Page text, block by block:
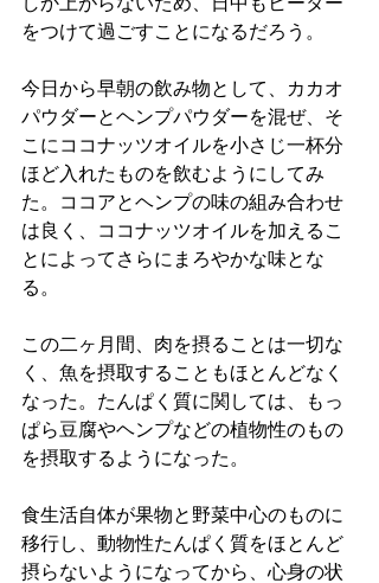
をつけて過ごすことになるだろう。
今日から早朝の飲み物として、カカオ
パウダーとヘンプパウダーを混ぜ、そ
こにココナッツオイルを小さじ一杯分
ほど入れたものを飲むようにしてみ
た。ココアとヘンプの味の組み合わせ
は良く、ココナッツオイルを加えるこ
とによってさらにまろやかな味とな
る。
この二ヶ月間、肉を摂ることは一切な
く、魚を摂取することもほとんどなく
なった。たんぱく質に関しては、もっ
ぱら豆腐やヘンプなどの植物性のもの
を摂取するようになった。
食生活自体が果物と野菜中心のものに
移行し、動物性たんぱく質をほとんど
摂らないようになってから、心身の状